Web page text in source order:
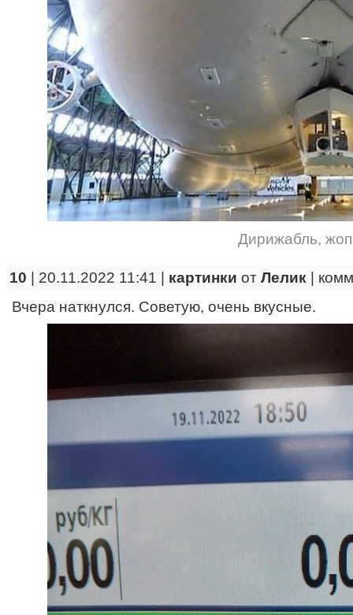
Дирижабль,
10 | 20.11.2022 11:41 | картинки от Лелик
Вчера наткнулся. Советую, очень вкусные.